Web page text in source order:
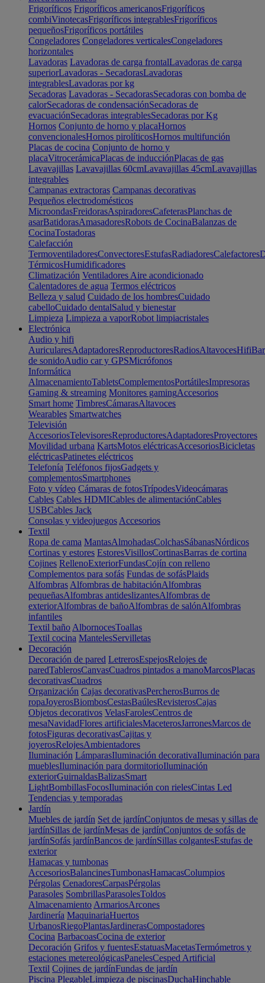
Frigoríficos Frigoríficos americanosFrigoríficos
combiVinotecasFrigoríficos integrablesFrigoríficos
pequeñosFrigoríficos portátiles
Congeladores Congeladores verticalesCongeladores
horizontales
Lavadoras Lavadoras de carga frontalLavadoras de carga
superiorLavadoras - SecadorasLavadoras
integrablesLavadoras por kg
Secadoras Lavadoras - SecadorasSecadoras con bomba de
calorSecadoras de condensaciónSecadoras de
evacuaciónSecadoras integrablesSecadoras por Kg
Hornos Conjunto de horno y placaHornos
convencionalesHornos pirolíticosHornos multifunción
Placas de cocina Conjunto de horno y
placaVitrocerámicaPlacas de inducciónPlacas de gas
Lavavajillas Lavavajillas 60cmLavavajillas 45cmLavavajillas
integrables
Campanas extractoras Campanas decorativas
Pequeños electrodomésticos
MicroondasFreidorasAspiradoresCafeterasPlanchas de
asarBatidorasAmasadoresRobots de CocinaBalanzas de
CocinaTostadoras
Calefacción
TermoventiladoresConvectoresEstufasRadiadoresCalefactores
TérmicosHumidificadores
Climatización Ventiladores Aire acondicionado
Calentadores de agua Termos eléctricos
Belleza y salud Cuidado de los hombresCuidado
cabelloCuidado dentalSalud y bienestar
Limpieza Limpieza a vaporRobot limpiacristales
Electrónica
Audio y hifi
AuricularesAdaptadoresReproductoresRadiosAltavocesHifi
de sonidoAudio car y GPSMicrófonos
Informática
AlmacenamientoTabletsComplementosPortátilesImpresoras
Gaming & streaming Monitores gamingAccesorios
Smart home TimbresCámarasAltavoces
Wearables Smartwatches
Televisión
AccesoriosTelevisoresReproductoresAdaptadoresProyectores
Movilidad urbana KartsMotos eléctricasAccesoriosBicicletas
eléctricasPatinetes eléctricos
Telefonía Teléfonos fijosGadgets y
complementosSmartphones
Foto y vídeo Cámaras de fotosTrípodesVideocámaras
Cables Cables HDMICables de alimentaciónCables
USBCables Jack
Consolas y videojuegos Accesorios
Textil
Ropa de cama MantasAlmohadasColchasSábanasNórdicos
Cortinas y estores EstoresVisillosCortinasBarras de cortina
Cojines RellenoExteriorFundasCojín con relleno
Complementos para sofás Fundas de sofásPlaids
Alfombras Alfombras de habitaciónAlfombras
pequeñasAlfombras antideslizantesAlfombras de
exteriorAlfombras de bañoAlfombras de salónAlfombras
infantiles
Textil baño AlbornocesToallas
Textil cocina MantelesServilletas
Decoración
Decoración de pared LetrerosEspejosRelojes de
paredTablerosCanvasCuadros pintados a manoMarcosPlacas
decorativasCuadros
Organización Cajas decorativasPercherosBurros de
ropaJoyerosBiombosCestasBaúlesRevisterosCajas
Objetos decorativos VelasFarolesCentros de
mesaNavidadFlores artificialesMaceterosJarronesMarcos de
fotosFiguras decorativasCajitas y
joyerosRelojesAmbientadores
Iluminación LámparasIluminación decorativaIluminación para
mueblesIluminación para dormitorioIluminación
exteriorGuirnaldasBalizasSmart
LightBombillasFocosIluminación con rielesCintas Led
Tendencias y temporadas
Jardín
Muebles de jardín Set de jardínConjuntos de mesas y sillas de
jardínSillas de jardínMesas de jardínConjuntos de sofás de
jardínSofás jardínBancos de jardínSillas colgantesEstufas de
exterior
Hamacas y tumbonas
AccesoriosBalancinesTumbonasHamacasColumpios
Pérgolas CenadoresCarpasPérgolas
Parasoles SombrillasParasolesToldos
Almacenamiento ArmariosArcones
Jardinería MaquinariaHuertos
UrbanosRiegoPlantasJardinerasCompostadores
Cocina BarbacoasCocina de exterior
Decoración Grifos y fuentesEstatuasMacetasTermómetros y
estaciones metereológicasPanelesCesped Artificial
Textil Cojines de jardínFundas de jardín
Piscina PlegableLimpieza de piscinasDuchaHinchable